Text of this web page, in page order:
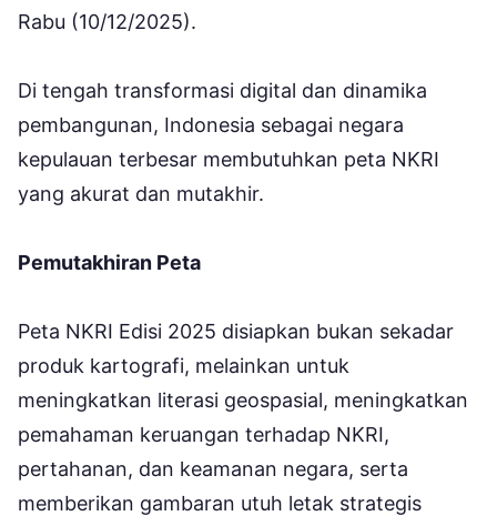
Rabu (10/12/2025).
Di tengah transformasi digital dan dinamika
pembangunan, Indonesia sebagai negara
kepulauan terbesar membutuhkan peta NKRI
yang akurat dan mutakhir.
Pemutakhiran Peta
Peta NKRI Edisi 2025 disiapkan bukan sekadar
produk kartografi, melainkan untuk
meningkatkan literasi geospasial, meningkatkan
pemahaman keruangan terhadap NKRI,
pertahanan, dan keamanan negara, serta
memberikan gambaran utuh letak strategis